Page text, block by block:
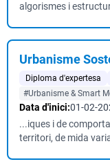
algorismes i
Urbanisme
Diploma d'expertesa
#Urbanisme & Smart
Data d'inici:01-02-
...iques i de
territori, de mida